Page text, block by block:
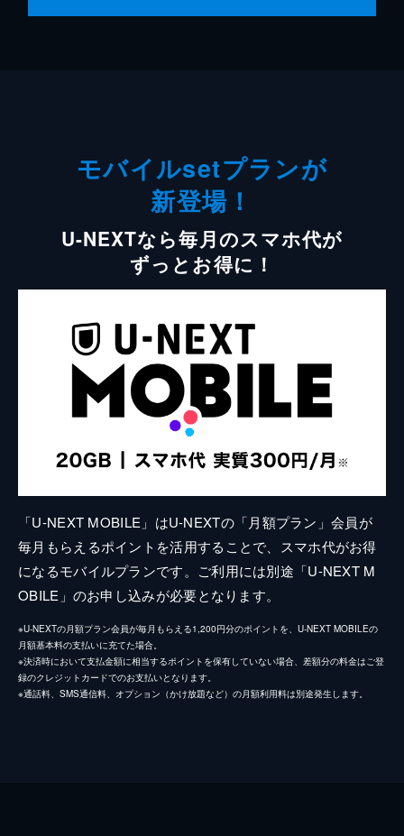
モバイルsetプランが
新登場！
U-NEXTなら毎月のスマホ代が
ずっとお得に！
「U-NEXT MOBILE」はU-NEXTの「月額プラン」会員が
毎月もらえるポイントを活用することで、スマホ代がお得
になるモバイルプランです。ご利用には別途「U-NEXT M
OBILE」のお申し込みが必要となります。
※U-NEXTの月額プラン会員が毎月もらえる1,200円分のポイントを、U-NEXT MOBILEの
月額基本料の支払いに充てた場合。
※決済時において支払金額に相当するポイントを保有していない場合、差額分の料金はご登
録のクレジットカードでのお支払いとなります。
※通話料、SMS通信料、オプション（かけ放題など）の月額利用料は別途発生します。